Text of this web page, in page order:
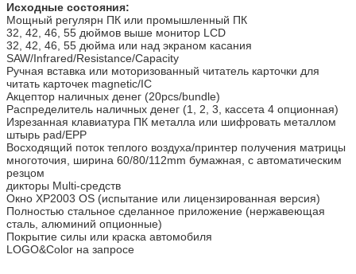
Исходные состояния:
Мощный регулярн ПК или промышленный ПК
32, 42, 46, 55 дюймов выше монитор LCD
32, 42, 46, 55 дюйма или над экраном касания
SAW/Infrared/Resistance/Capacity
Ручная вставка или моторизованный читатель карточки для
читать карточек magnetic/IC
Акцептор наличных денег (20pcs/bundle)
Распределитель наличных денег (1, 2, 3, кассета 4 опционная)
Изрезанная клавиатура ПК металла или шифровать металлом
штырь pad/EPP
Восходящий поток теплого воздуха/принтер получения матрицы
многоточия, ширина 60/80/112mm бумажная, с автоматическим
резцом
дикторы Multi-средств
Окно XP2003 OS (испытание или лицензированная версия)
Полностью стальное сделанное приложение (нержавеющая
сталь, алюминий опционные)
Покрытие силы или краска автомобиля
LOGO&Color на запросе